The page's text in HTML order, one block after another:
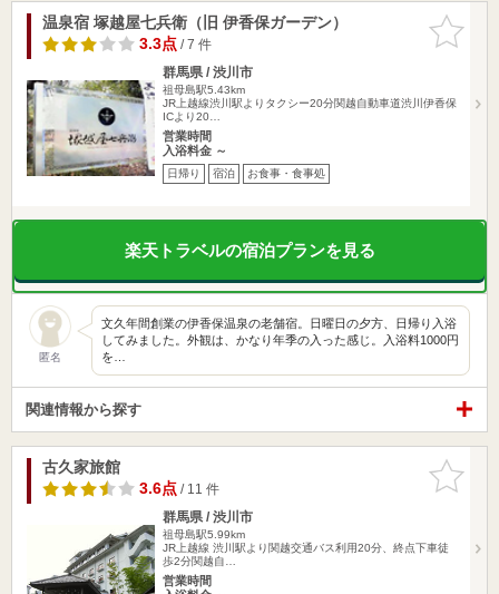
お気に入
りに追加
温泉宿 塚越屋七兵衛（旧 伊香保ガーデン）
3.3点/ 7 件
群馬県 / 渋川市
祖母島駅5.43km
JR上越線渋川駅よりタクシー20分関越自動車道渋川伊香保
ICより20…
営業時間
入浴料金 ～
日帰り 宿泊 お食事・食事処
楽天トラベルの宿泊プランを見る
匿名
文久年間創業の伊香保温泉の老舗宿。日曜日の夕方、日帰り入浴
してみました。外観は、かなり年季の入った感じ。入浴料1000円
を…
関連情報から探す
お気に入
りに追加
古久家旅館
3.6点/ 11 件
群馬県 / 渋川市
祖母島駅5.99km
JR上越線 渋川駅より関越交通バス利用20分、終点下車徒
歩2分関越自…
営業時間